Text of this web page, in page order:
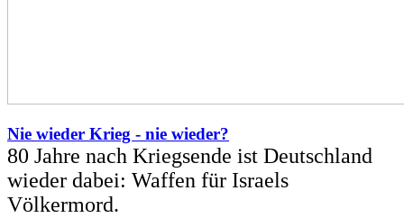
Nie wieder Krieg - nie wieder?
80 Jahre nach Kriegsende ist Deutschland
wieder dabei: Waffen für Israels
Völkermord.